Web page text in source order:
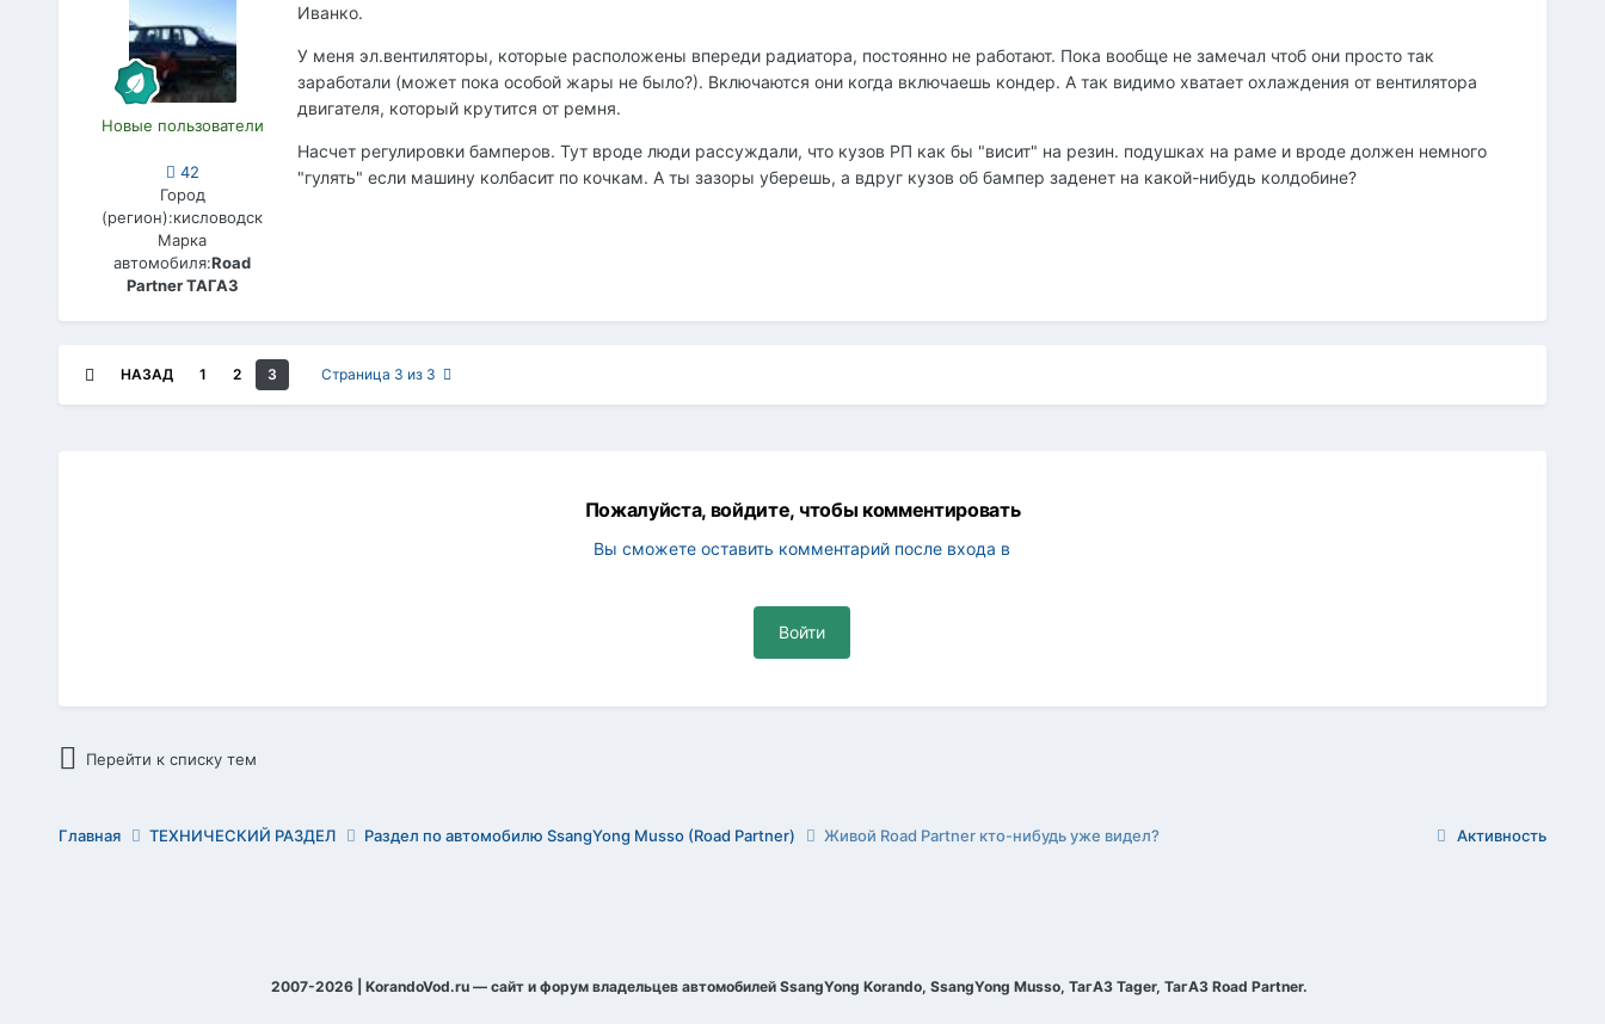
Новые пользователи
42
Город
(регион):кисловодск
Марка
автомобиля:Road
Partner ТАГАЗ
Иванко.
У меня эл.вентиляторы, которые расположены впереди радиатора, постоянно не работают. Пока вообще не замечал чтоб они просто так
заработали (может пока особой жары не было?). Включаются они когда включаешь кондер. А так видимо хватает охлаждения от вентилятора
двигателя, который крутится от ремня.
Насчет регулировки бамперов. Тут вроде люди рассуждали, что кузов РП как бы "висит" на резин. подушках на раме и вроде должен немного
"гулять" если машину колбасит по кочкам. А ты зазоры уберешь, а вдруг кузов об бампер заденет на какой-нибудь колдобине?
НАЗАД 1 2 3 Страница 3 из 3
Пожалуйста, войдите, чтобы комментировать
Вы сможете оставить комментарий после входа в
Войти
Перейти к списку тем
Активность
Главная ТЕХНИЧЕСКИЙ РАЗДЕЛ Раздел по автомобилю SsangYong Musso (Road Partner) Живой Road Partner кто-нибудь уже видел?
2007-2026 | KorandoVod.ru — сайт и форум владельцев автомобилей SsangYong Korando, SsangYong Musso, ТагАЗ Tager, ТагАЗ Road Partner.